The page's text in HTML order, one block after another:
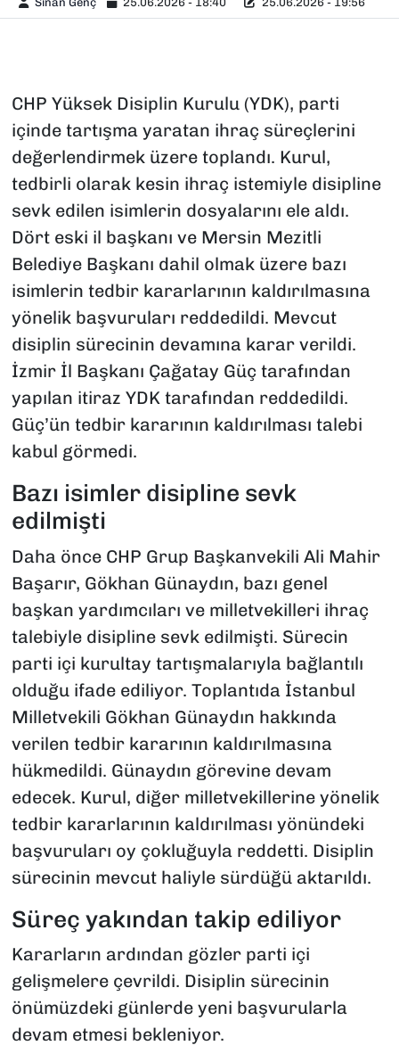
CHP Yüksek Disiplin Kurulu (YDK), parti
içinde tartışma yaratan ihraç süreçlerini
değerlendirmek üzere toplandı. Kurul,
tedbirli olarak kesin ihraç istemiyle disipline
sevk edilen isimlerin dosyalarını ele aldı.
Dört eski il başkanı ve Mersin Mezitli
Belediye Başkanı dahil olmak üzere bazı
isimlerin tedbir kararlarının kaldırılmasına
yönelik başvuruları reddedildi. Mevcut
disiplin sürecinin devamına karar verildi.
İzmir İl Başkanı Çağatay Güç tarafından
yapılan itiraz YDK tarafından reddedildi.
Güç’ün tedbir kararının kaldırılması talebi
kabul görmedi.
Bazı isimler disipline sevk
edilmişti
Daha önce CHP Grup Başkanvekili Ali Mahir
Başarır, Gökhan Günaydın, bazı genel
başkan yardımcıları ve milletvekilleri ihraç
talebiyle disipline sevk edilmişti. Sürecin
parti içi kurultay tartışmalarıyla bağlantılı
olduğu ifade ediliyor. Toplantıda İstanbul
Milletvekili Gökhan Günaydın hakkında
verilen tedbir kararının kaldırılmasına
hükmedildi. Günaydın görevine devam
edecek. Kurul, diğer milletvekillerine yönelik
tedbir kararlarının kaldırılması yönündeki
başvuruları oy çokluğuyla reddetti. Disiplin
sürecinin mevcut haliyle sürdüğü aktarıldı.
Süreç yakından takip ediliyor
Kararların ardından gözler parti içi
gelişmelere çevrildi. Disiplin sürecinin
önümüzdeki günlerde yeni başvurularla
devam etmesi bekleniyor.